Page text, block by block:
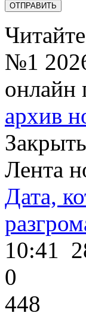
№1
онлайн
архив
Лента
Дата,
10:41
0
448